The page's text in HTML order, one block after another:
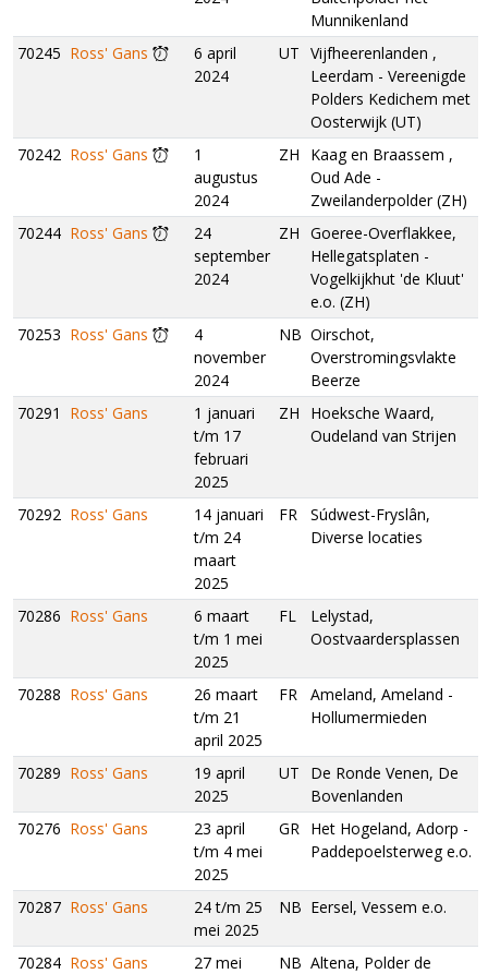
Munnikenland
70245 Ross' Gans
6 april
2024
UT Vijfheerenlanden ,
Leerdam - Vereenigde
Polders Kedichem met
Oosterwijk (UT)
70242 Ross' Gans
1
augustus
2024
ZH
Kaag en Braassem ,
Oud Ade -
Zweilanderpolder (ZH)
70244 Ross' Gans
24
september
2024
ZH Goeree-Overflakkee,
Hellegatsplaten -
Vogelkijkhut 'de Kluut'
e.o. (ZH)
70253 Ross' Gans
4
november
2024
NB Oirschot,
Overstromingsvlakte
Beerze
70291
Ross' Gans
1 januari
t/m 17
februari
2025
ZH
Hoeksche Waard,
Oudeland van Strijen
70292 Ross' Gans
14 januari
t/m 24
maart
2025
FR
Súdwest-Fryslân,
Diverse locaties
70286 Ross' Gans
6 maart
t/m 1 mei
2025
FL
Lelystad,
Oostvaardersplassen
70288 Ross' Gans
26 maart
t/m 21
april 2025
FR
Ameland, Ameland -
Hollumermieden
70289 Ross' Gans
19 april
2025
UT
De Ronde Venen, De
Bovenlanden
70276 Ross' Gans
23 april
t/m 4 mei
2025
GR Het Hogeland, Adorp -
Paddepoelsterweg e.o.
70287 Ross' Gans
24 t/m 25
mei 2025
NB Eersel, Vessem e.o.
70284 Ross' Gans
27 mei
NB Altena, Polder de